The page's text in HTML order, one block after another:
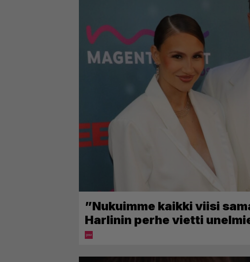
”Nukuimme kaikki viisi
Harlinin perhe vietti